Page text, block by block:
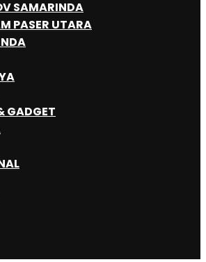
SAMARINDA
PASER UTARA
GADGET